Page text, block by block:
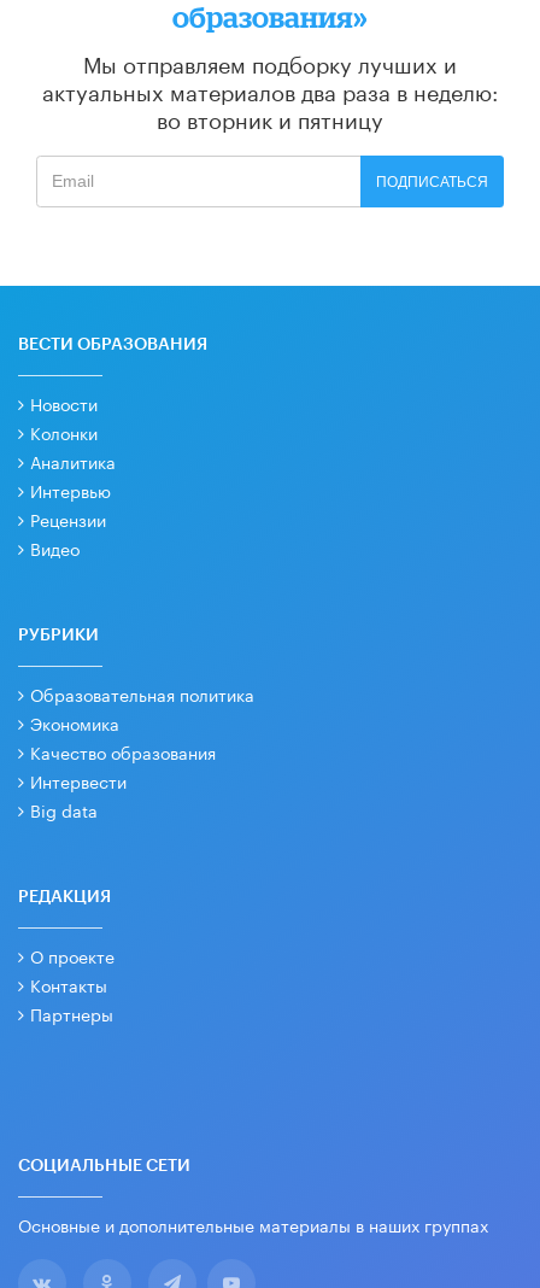
образования»
Мы отправляем подборку лучших и
актуальных материалов два раза в неделю:
во вторник и пятницу
ПОДПИСАТЬСЯ
ВЕСТИ ОБРАЗОВАНИЯ
Новости
Колонки
Аналитика
Интервью
Рецензии
Видео
РУБРИКИ
Образовательная политика
Экономика
Качество образования
Интервести
Big data
РЕДАКЦИЯ
О проекте
Контакты
Партнеры
СОЦИАЛЬНЫЕ СЕТИ
Основные и дополнительные материалы в наших группах